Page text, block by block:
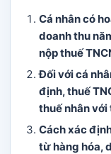
Cá nhân có
doanh thu
nộp thuế
Đối với cá
định, thuế
thuế nhân với
Cách xác
từ hàng hóa,